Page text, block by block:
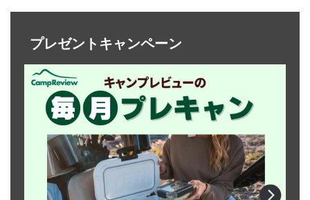
プレゼントキャンペーン